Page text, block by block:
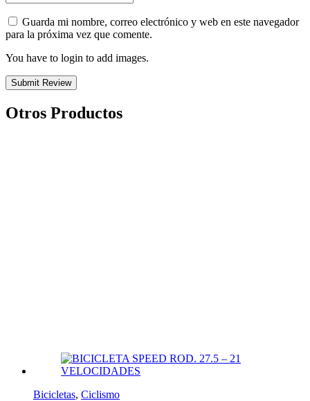
Guarda mi nombre, correo electrónico y web en este navegador
para la próxima vez que comente.
You have to login to add images.
Submit Review
Otros Productos
Bicicletas, Ciclismo